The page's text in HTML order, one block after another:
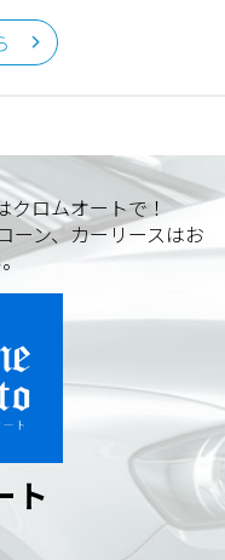
クロムオートで！
ーン、カーリースはお
ト